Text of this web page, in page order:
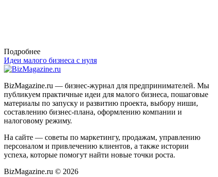
Подробнее
Идеи малого бизнеса с нуля
BizMagazine.ru — бизнес-журнал для предпринимателей. Мы
публикуем практичные идеи для малого бизнеса, пошаговые
материалы по запуску и развитию проекта, выбору ниши,
составлению бизнес-плана, оформлению компании и
налоговому режиму.
На сайте — советы по маркетингу, продажам, управлению
персоналом и привлечению клиентов, а также истории
успеха, которые помогут найти новые точки роста.
BizMagazine.ru © 2026